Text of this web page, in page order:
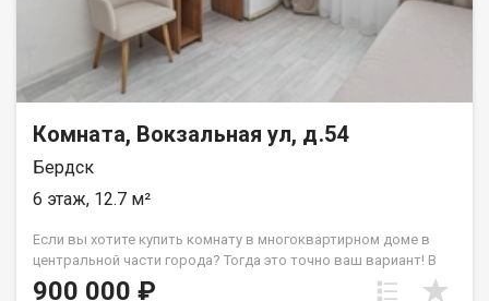
Комната, Вокзальная ул, д.54
Бердск
6 этаж, 12.7 м²
Если вы хотите купить комнату в многоквартирном доме в
центральной части города? Тогда это точно ваш вариант! В
комнате сделан свежий ремонт, заменены пластиковые окна,
900 000 ₽